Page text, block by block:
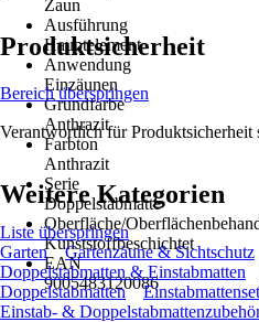
Zaun
Ausführung
Hauptelement
Anwendung
Einzäunen
Grundfarbe
Anthrazit
Farbton
Anthrazit
Serie
Doppelstabmatte
Oberfläche/
Kunststoffbeschichtet
EAN
9005483120086
Produktsicherheit
Bereich überspringen
Verantwortlich für Produktsicherheit
Weitere Kategorien
Liste überspringen
Garten
Gartenzäune & Sichtschutz
Doppelstabmatten & Einstabmatten
Doppelstabmatten
Einstab- &